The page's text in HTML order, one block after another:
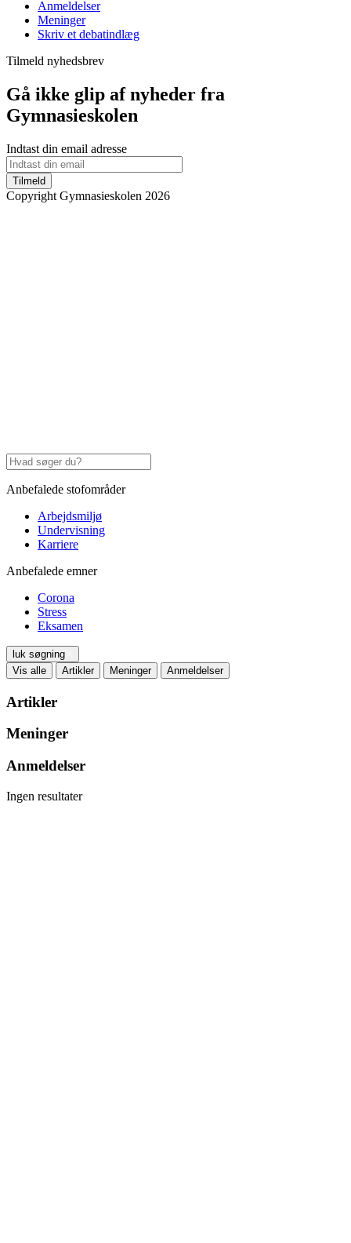
Anmeldelser
Meninger
Skriv et debatindlæg
Tilmeld nyhedsbrev
Gå ikke glip af nyheder fra
Gymnasieskolen
Indtast din email adresse
Tilmeld
Copyright Gymnasieskolen 2026
Anbefalede stofområder
Arbejdsmiljø
Undervisning
Karriere
Anbefalede emner
Corona
Stress
Eksamen
luk søgning
Vis alle
Artikler Meninger Anmeldelser
Artikler
Meninger
Anmeldelser
Ingen resultater